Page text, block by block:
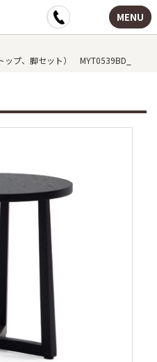
MENU
ップ、脚セット） MYT0539BD_